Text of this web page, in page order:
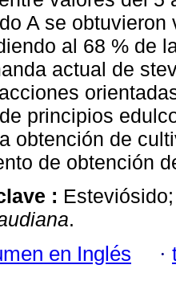
A se obtuvieron
al 68 % de
actual de
principios
obtención de
de obtención
:
.
en Inglés ·